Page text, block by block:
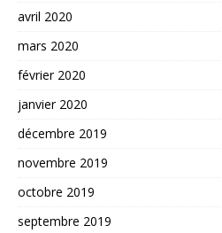
avril 2020
mars 2020
février 2020
janvier 2020
décembre 2019
novembre 2019
octobre 2019
septembre 2019